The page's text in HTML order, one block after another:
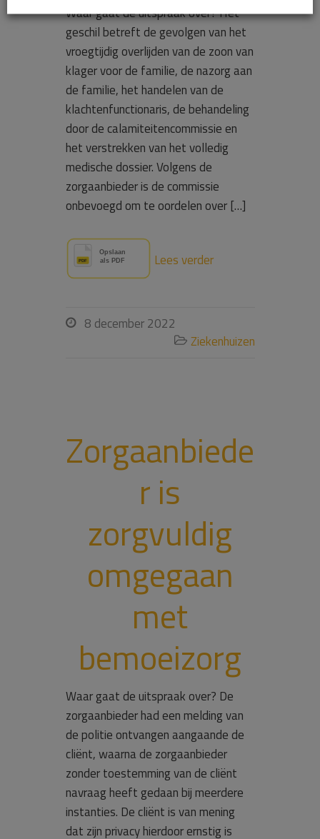
Waar gaat de uitspraak over? Het
geschil betreft de gevolgen van het
vroegtijdig overlijden van de zoon van
klager voor de familie, de nazorg aan
de familie, het handelen van de
klachtenfunctionaris, de behandeling
door de calamiteitencommissie en
het verstrekken van het volledig
medische dossier. Volgens de
zorgaanbieder is de commissie
onbevoegd om te oordelen over […]
Lees verder
 8 december 2022
 Ziekenhuizen
Zorgaanbiede
r is
zorgvuldig
omgegaan
met
bemoeizorg
Waar gaat de uitspraak over? De
zorgaanbieder had een melding van
de politie ontvangen aangaande de
cliënt, waarna de zorgaanbieder
zonder toestemming van de cliënt
navraag heeft gedaan bij meerdere
instanties. De cliënt is van mening
dat zijn privacy hierdoor ernstig is